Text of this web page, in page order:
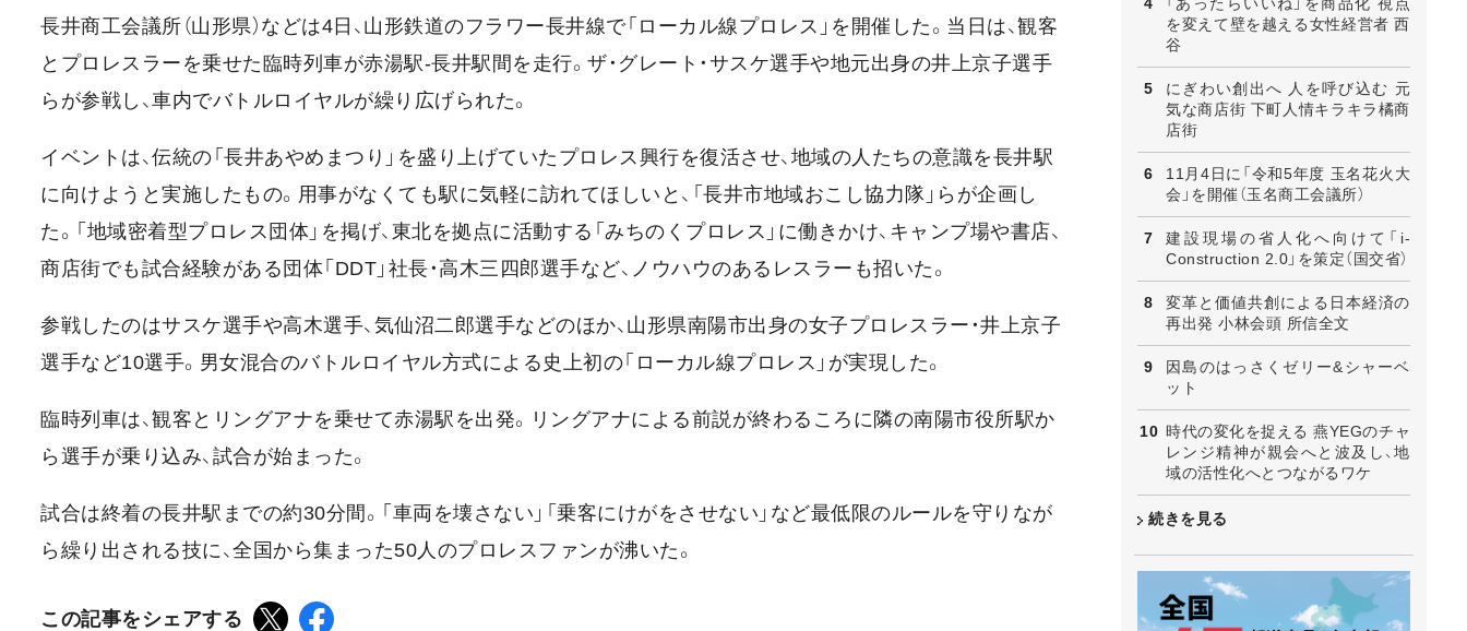
長井商工会議所（山形県）などは4日、山形鉄道のフラワー長井線で「ローカル線プロレス」を開催した。当日は、観客
とプロレスラーを乗せた臨時列車が赤湯駅-長井駅間を走行。ザ・グレート・サスケ選手や地元出身の井上京子選手
らが参戦し、車内でバトルロイヤルが繰り広げられた。
イベントは、伝統の「長井あやめまつり」を盛り上げていたプロレス興行を復活させ、地域の人たちの意識を長井駅
に向けようと実施したもの。用事がなくても駅に気軽に訪れてほしいと、「長井市地域おこし協力隊」らが企画し
た。「地域密着型プロレス団体」を掲げ、東北を拠点に活動する「みちのくプロレス」に働きかけ、キャンプ場や書店、
商店街でも試合経験がある団体「DDT」社長・高木三四郎選手など、ノウハウのあるレスラーも招いた。
参戦したのはサスケ選手や高木選手、気仙沼二郎選手などのほか、山形県南陽市出身の女子プロレスラー・井上京子
選手など10選手。男女混合のバトルロイヤル方式による史上初の「ローカル線プロレス」が実現した。
臨時列車は、観客とリングアナを乗せて赤湯駅を出発。リングアナによる前説が終わるころに隣の南陽市役所駅か
ら選手が乗り込み、試合が始まった。
試合は終着の長井駅までの約30分間。「車両を壊さない」「乗客にけがをさせない」など最低限のルールを守りなが
ら繰り出される技に、全国から集まった50人のプロレスファンが沸いた。
この記事をシェアする
を変えて壁を越える女性経営者 西
谷
にぎわい創出へ 人を呼び込む 元
気な商店街 下町人情キラキラ橘商
店街
11月4日に「令和5年度 玉名花火大
会」を開催（玉名商工会議所）
建設現場の省人化へ向けて「i-
Construction 2.0」を策定（国交省）
変革と価値共創による日本経済の
再出発 小林会頭 所信全文
因島のはっさくゼリー&シャーベ
ット
時代の変化を捉える 燕YEGのチャ
レンジ精神が親会へと波及し、地
域の活性化へとつながるワケ
続きを見る